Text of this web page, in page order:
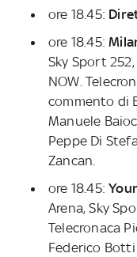
ore 18.45:
ore 18.45:
Sky Sport
NOW.
commento di
Manuele
Peppe Di
Zancan.
ore 18.45:
Arena, Sky
Telecronaca
Federico Botti